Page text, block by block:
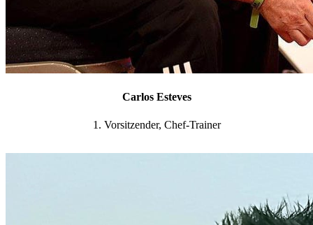
Carlos Esteves
1. Vorsitzender, Chef-Trainer